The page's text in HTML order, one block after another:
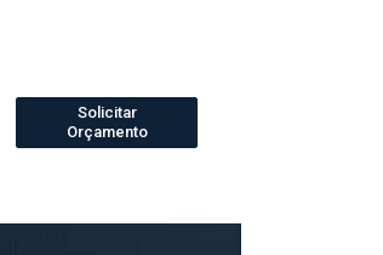
Solicitar
Orçamento